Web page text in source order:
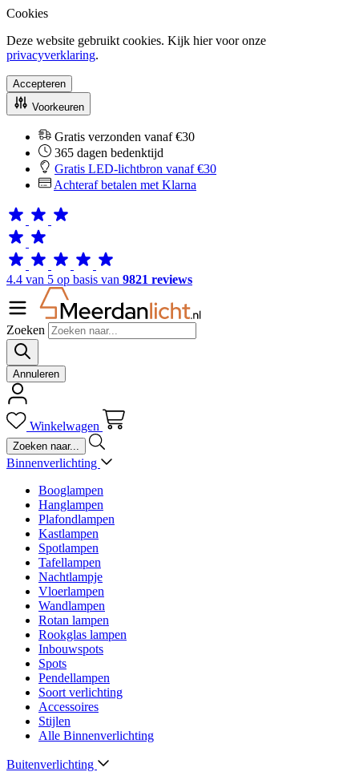
Cookies
Deze website gebruikt cookies. Kijk hier voor onze
privacyverklaring.
Accepteren
Voorkeuren
Gratis verzonden vanaf €30
365 dagen bedenktijd
Gratis LED-lichtbron vanaf €30
Achteraf betalen met Klarna
4.4 van 5 op basis van 9821 reviews
Zoeken
Annuleren
Winkelwagen
Binnenverlichting
Booglampen
Hanglampen
Plafondlampen
Kastlampen
Spotlampen
Tafellampen
Nachtlampje
Vloerlampen
Wandlampen
Rotan lampen
Rookglas lampen
Inbouwspots
Spots
Pendellampen
Soort verlichting
Accessoires
Stijlen
Alle Binnenverlichting
Buitenverlichting